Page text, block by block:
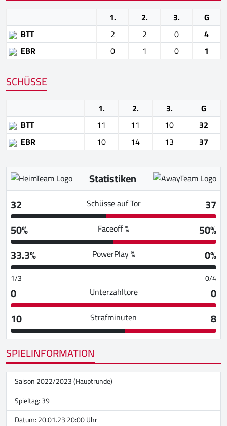
1. 2. 3.
G
BTT
2 2 0
4
EBR
0 1 0 1
SCHÜSSE
1. 2. 3.
G
BTT
11 11 10
32
EBR
10 14 13 37
Statistiken
32
Schüsse auf Tor
37
50%
Faceoff %
50%
33.3%
PowerPlay % 0%
1/3 0/4
0 Unterzahltore
0
10
Strafminuten
8
SPIELINFORMATION
Saison 2022/2023 (Hauptrunde)
Spieltag: 39
Datum: 20.01.23 20:00 Uhr